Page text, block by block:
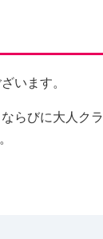
います。
らびに大人クラ